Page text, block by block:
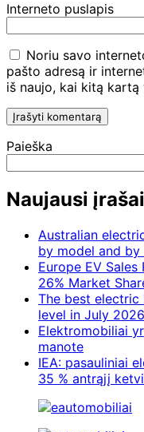
Interneto puslapis
Noriu savo
pašto adresą ir
iš naujo, kai kitą
Paieška
Naujausi įrašai
Australian
by model and by
Europe EV Sales
26% Market
The best
level in July 2026
Elektromobiliai
manote
IEA: pasauliniai
35 % antrąjį